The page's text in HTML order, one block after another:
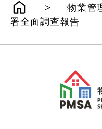
>
物業管
署全面調查報告